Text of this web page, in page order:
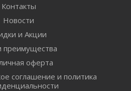
Контакты
Новости
и Акции
оферта
соглашение и политика